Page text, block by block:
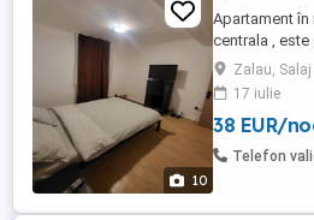
10
Apartament în
centrala , este
proprie, Wi-Fi,
camere, hol,
stații de
supermarket.
Zalau, Salaj
17 iulie
38 EUR/
Telefon